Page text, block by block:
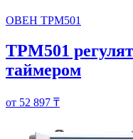
ОВЕН ТРМ501
ТРМ501
таймером
от 52 897 ₸